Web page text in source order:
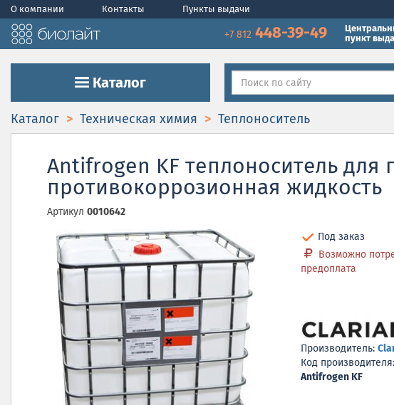
О компании Контакты Пункты выдачи
+7 812 448-39-49
пункт
Каталог
Каталог Техническая химия Теплоноситель
Antifrogen KF теплоноситель
противокоррозионная жидкость
Артикул 0010642
Под заказ
Возможно
предоплата
Производитель:
Код производителя:
Antifrogen KF